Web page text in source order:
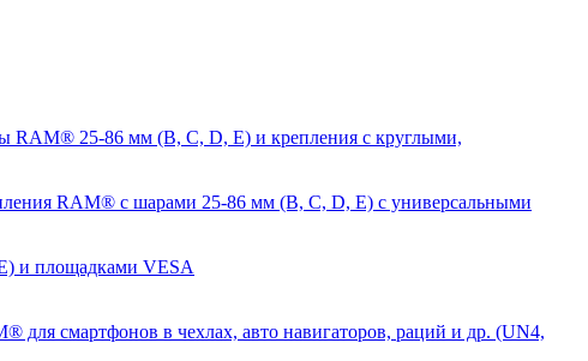
RAM® 25-86 мм (B, C, D, E) и крепления с круглыми,
RAM® с шарами 25-86 мм (B, C, D, E) с универсальными
и площадками VESA
для смартфонов в чехлах, авто навигаторов, раций и др. (UN4,